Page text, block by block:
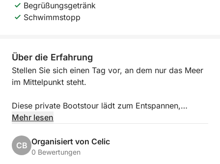
Begrüßungsgetränk
Schwimmstopp
Über die Erfahrung
Stellen Sie sich einen Tag vor, an dem nur das Meer
im Mittelpunkt steht.
Diese private Bootstour lädt zum Entspannen,
Genießen in netter Gesellschaft und zum Erkunden
mit der Familie verbringen, mit Freunden feiern oder
etwas Besonderes für Ihr Team organisieren – der
Mehr lesen
CB Organisiert von Celic
0 Bewertungen